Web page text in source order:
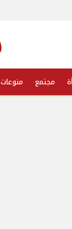
مجتمع منوعات